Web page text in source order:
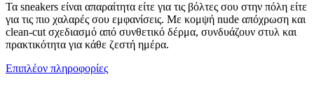
Τα sneakers είναι απαραίτητα είτε για τις βόλτες σου στην πόλη είτε
για τις πιο χαλαρές σου εμφανίσεις. Με κομψή nude απόχρωση και
clean-cut σχεδιασμό από συνθετικό δέρμα, συνδυάζουν στυλ και
πρακτικότητα για κάθε ζεστή ημέρα.
Επιπλέον πληροφορίες